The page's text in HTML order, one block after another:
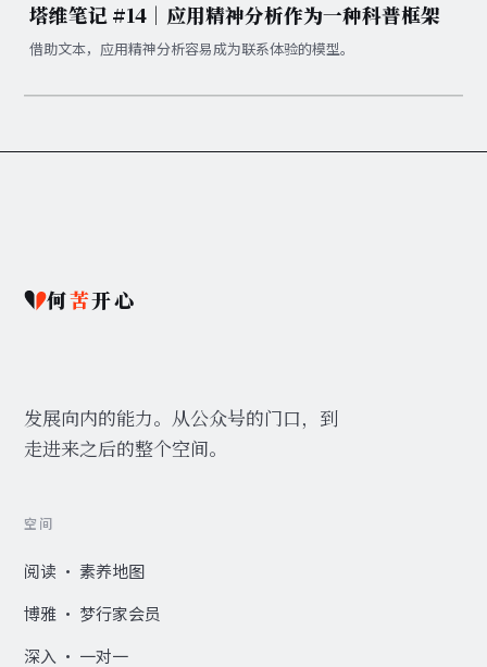
塔维笔记 #14｜应用精神分析作为一种科普框架
借助文本，应用精神分析容易成为联系体验的模型。
何苦开心
发展向内的能力。从公众号的门口，到
走进来之后的整个空间。
空间
阅读 · 素养地图
博雅 · 梦行家会员
深入 · 一对一